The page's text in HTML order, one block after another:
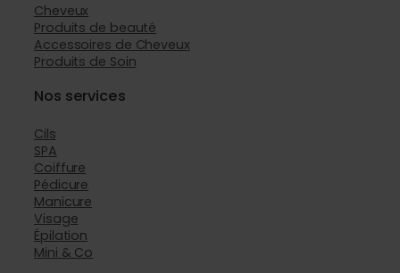
Cheveux
Produits de beauté
Accessoires de Cheveux
Produits de Soin
Nos services
Cils
SPA
Coiffure
Pédicure
Manicure
Visage
Épilation
Mini & Co